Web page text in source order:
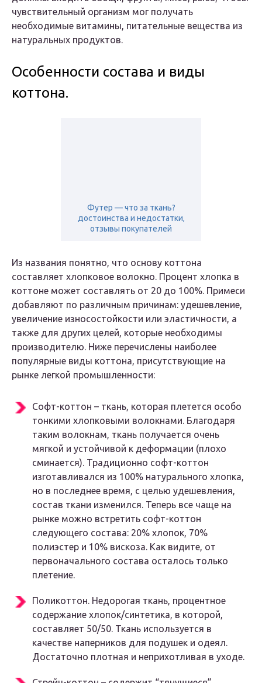
чувствительный организм мог получать
необходимые витамины, питательные вещества из
натуральных продуктов.
Особенности состава и виды
коттона.
Футер — что за ткань?
достоинства и недостатки,
отзывы покупателей
Из названия понятно, что основу коттона
составляет хлопковое волокно. Процент хлопка в
коттоне может составлять от 20 до 100%. Примеси
добавляют по различным причинам: удешевление,
увеличение износостойкости или эластичности, а
также для других целей, которые необходимы
производителю. Ниже перечислены наиболее
популярные виды коттона, присутствующие на
рынке легкой промышленности:
Софт-коттон – ткань, которая плетется особо
тонкими хлопковыми волокнами. Благодаря
таким волокнам, ткань получается очень
мягкой и устойчивой к деформации (плохо
сминается). Традиционно софт-коттон
изготавливался из 100% натурального хлопка,
но в последнее время, с целью удешевления,
состав ткани изменился. Теперь все чаще на
рынке можно встретить софт-коттон
следующего состава: 20% хлопок, 70%
полиэстер и 10% вискоза. Как видите, от
первоначального состава осталось только
плетение.
Поликоттон. Недорогая ткань, процентное
содержание хлопок/синтетика, в которой,
составляет 50/50. Ткань используется в
качестве наперников для подушек и одеял.
Достаточно плотная и неприхотливая в уходе.